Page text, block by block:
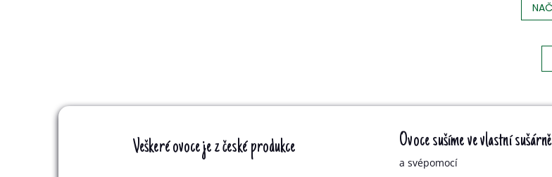
Veškeré ovoce je z české produkce Ovoce sušíme ve vlastní sušárně
a svépomocí